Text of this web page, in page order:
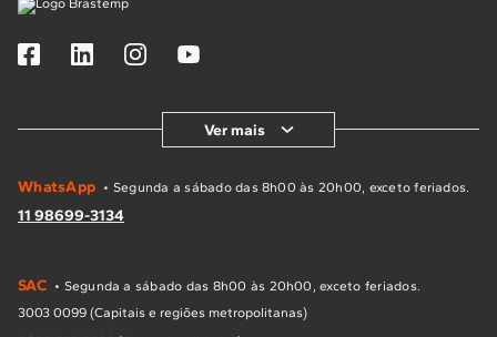
Ver mais
WhatsApp • Segunda a sábado das 8h00 às 20h00, exceto feriados.
11 98699-3134
SAC • Segunda a sábado das 8h00 às 20h00, exceto feriados.
3003 0099 (Capitais e regiões metropolitanas)